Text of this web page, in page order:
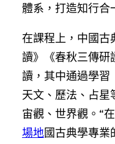
體系，打造知行合
在課程上，中國古
讀》《春秋三傳研
讀，其中通過學習
天文、歷法、占星
宙觀、世界觀。“
場地國古典學專業